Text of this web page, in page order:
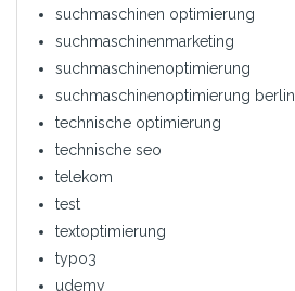
suchmaschinen optimierung
suchmaschinenmarketing
suchmaschinenoptimierung
suchmaschinenoptimierung berlin
technische optimierung
technische seo
telekom
test
textoptimierung
typo3
udemy